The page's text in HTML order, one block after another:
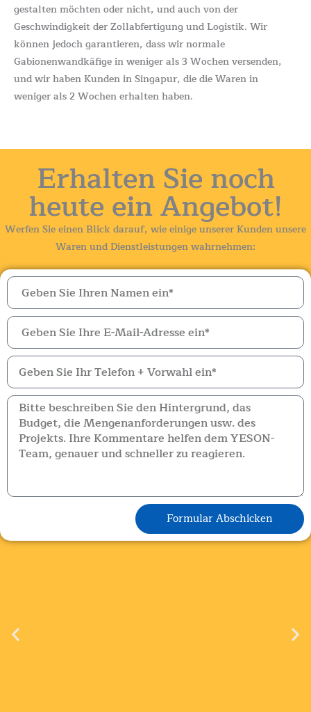
gestalten möchten oder nicht, und auch von der
Geschwindigkeit der Zollabfertigung und Logistik. Wir
können jedoch garantieren, dass wir normale
Gabionenwandkäfige in weniger als 3 Wochen versenden,
und wir haben Kunden in Singapur, die die Waren in
weniger als 2 Wochen erhalten haben.
Erhalten Sie noch
heute ein Angebot!
Werfen Sie einen Blick darauf, wie einige unserer Kunden unsere
Waren und Dienstleistungen wahrnehmen:
Formular Abschicken